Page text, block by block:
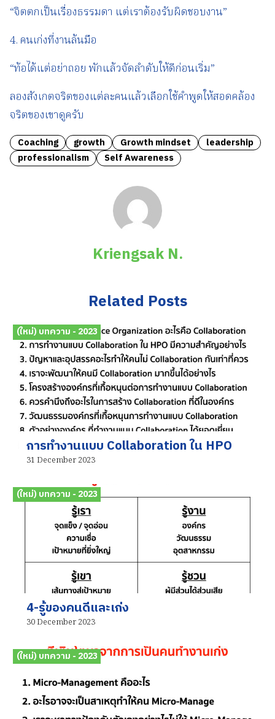
“จิตตกเป็นเรื่องธรรมดา แต่เราต้องรับผิดชอบงาน”
4. คนเก่งที่งานล้นมือ
“ท้อได้แต่อย่าถอย พักแล้วจัดลำดับให้ดีก่อนเริ่ม”
ลองสังเกตจริตของแต่ละคนแล้วเลือกใช้คำพูดให้สอดคล้อง
จริตของเขาดูครับ
Coaching growth Growth mindset
leadership
professionalism
Self Awareness
Kriengsak N.
Related Posts
(ใหม่) บทความ - 2023
การทำงานแบบ Collaboration ใน HPO
31 December 2023
(ใหม่) บทความ - 2023
4-รู้ของคนดีและเก่ง
30 December 2023
(ใหม่) บทความ - 2023